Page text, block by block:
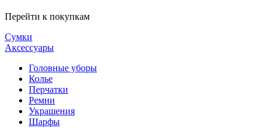
Перейти к покупкам
Сумки
Аксессуары
Головные уборы
Колье
Перчатки
Ремни
Украшения
Шарфы